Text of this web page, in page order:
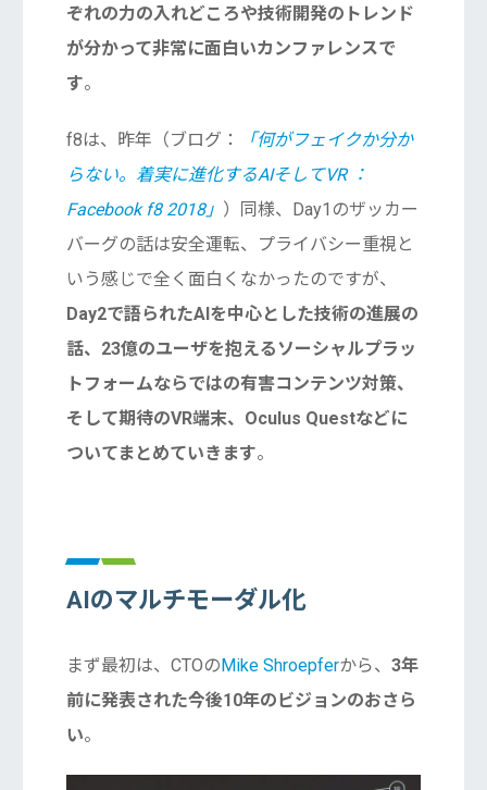
ぞれの力の入れどころや技術開発のトレンド
が分かって非常に面白いカンファレンスで
す。
f8は、昨年（ブログ：
「何がフェイクか分か
らない。着実に進化するAIそしてVR ：
Facebook f8 2018」 ）同様、Day1のザッカー
バーグの話は安全運転、プライバシー重視と
いう感じで全く面白くなかったのですが、
Day2で語られたAIを中心とした技術の進展の
話、23億のユーザを抱えるソーシャルプラッ
トフォームならではの有害コンテンツ対策、
そして期待のVR端末、Oculus Questなどに
ついてまとめていきます。
AIのマルチモーダル化
まず最初は、CTOのMike Shroepferから、 3年
前に発表された今後10年のビジョンのおさら
い。